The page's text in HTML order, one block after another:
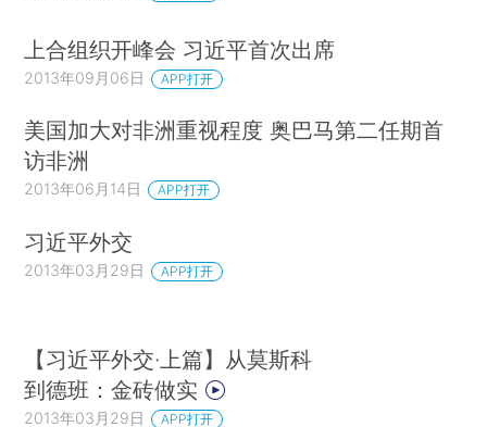
上合组织开峰会 习近平首次出席
2013年09月06日 APP打开
美国加大对非洲重视程度 奥巴马第二任期首
访非洲
2013年06月14日 APP打开
习近平外交
2013年03月29日 APP打开
【习近平外交·上篇】从莫斯科
到德班：金砖做实
2013年03月29日 APP打开